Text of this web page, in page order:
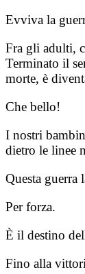
Evviva la
Fra gli adulti,
Terminato il
morte, è
Che bello!
I nostri
dietro le linee
Questa guerra
Per forza.
È il destino
Fino alla